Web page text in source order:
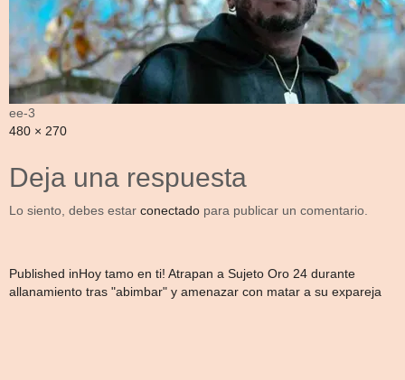
ee-3
Full
480 × 270
Deja una respuesta
Lo siento, debes estar conectado para publicar un comentario.
Navegación
Published inHoy tamo en ti! Atrapan a Sujeto Oro 24 durante
allanamiento tras "abimbar" y amenazar con matar a su expareja